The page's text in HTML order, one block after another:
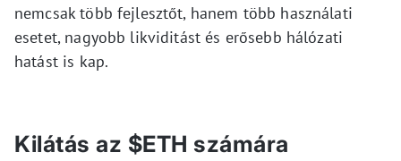
nemcsak több fejlesztőt, hanem több használati
esetet, nagyobb likviditást és erősebb hálózati
hatást is kap.
Kilátás az $ETH számára